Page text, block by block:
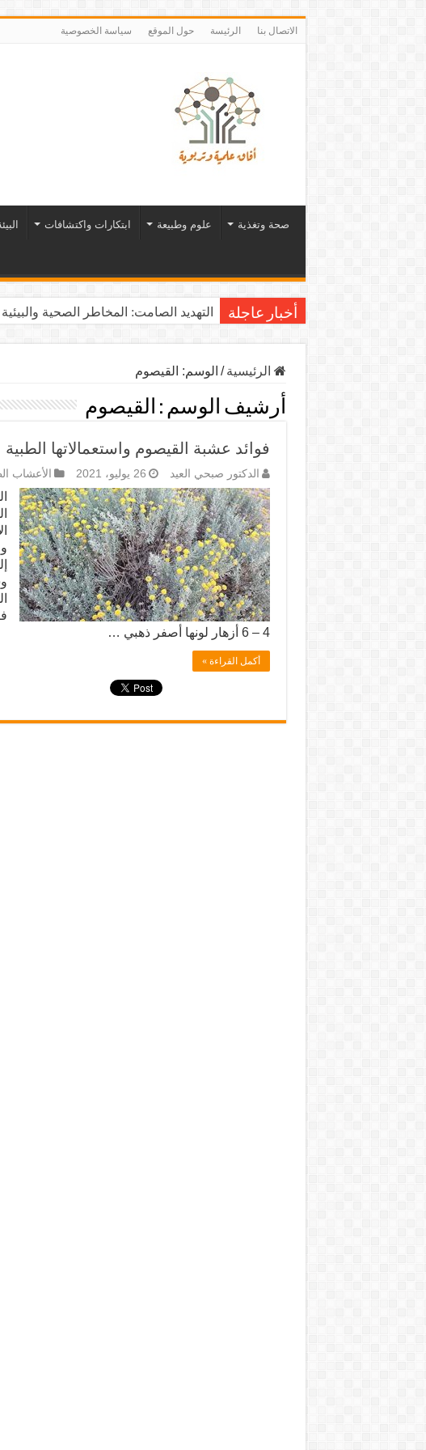
الاتصال بنا الرئيسة حول الموقع سياسة الخصوصية
صحة وتغذية علوم وطبيعة ابتكارات واكتشافات
أخبار عاجلة التهديد الصامت: المخاطر الصحية
الرئيسية / الوسم: القيصوم
أرشيف الوسم : القيصوم
فوائد عشبة القيصوم واستعمالاتها الطبية
الدكتور صبحي العيد 26 يوليو، 2021 الأعشاب
4 – 6 أزهار لونها أصفر ذهبي …
أكمل القراءة »